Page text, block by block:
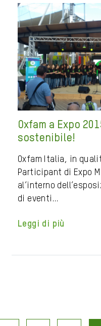
Oxfam a Expo
sostenibile!
Oxfam Italia, in
Participant di Expo
al’interno
di eventi…
Leggi di più